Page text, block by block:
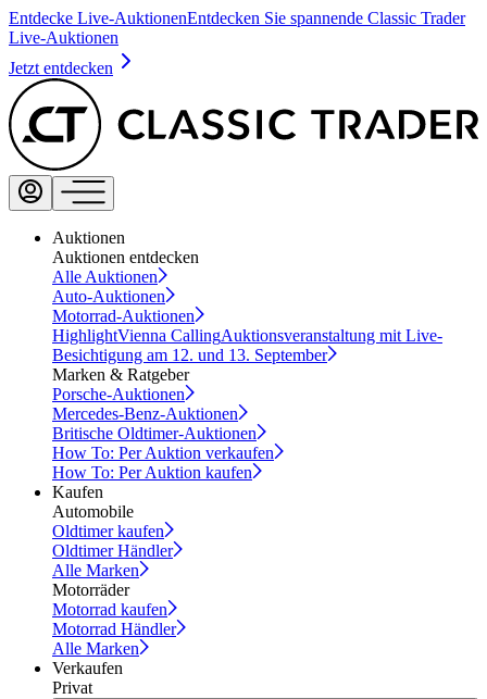
Entdecke Live-AuktionenEntdecken Sie spannende Classic Trader
Live-Auktionen
Jetzt entdecken
Auktionen
Auktionen entdecken
Alle Auktionen
Auto-Auktionen
Motorrad-Auktionen
HighlightVienna CallingAuktionsveranstaltung mit Live-
Besichtigung am 12. und 13. September
Marken & Ratgeber
Porsche-Auktionen
Mercedes-Benz-Auktionen
Britische Oldtimer-Auktionen
How To: Per Auktion verkaufen
How To: Per Auktion kaufen
Kaufen
Automobile
Oldtimer kaufen
Oldtimer Händler
Alle Marken
Motorräder
Motorrad kaufen
Motorrad Händler
Alle Marken
Verkaufen
Privat